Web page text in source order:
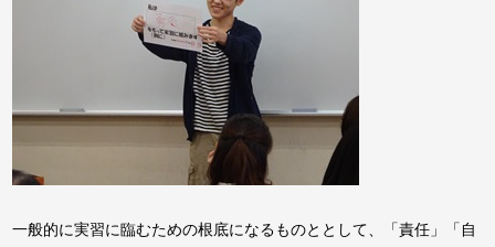
一般的に実習に臨むための根底になるものととして、「責任」「自